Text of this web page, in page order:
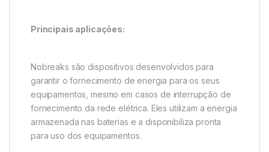
Principais aplicações:
Nobreaks são dispositivos desenvolvidos para
garantir o fornecimento de energia para os seus
equipamentos, mesmo em casos de interrupção de
fornecimento da rede elétrica. Eles utilizam a energia
armazenada nas baterias e a disponibiliza pronta
para uso dos equipamentos.